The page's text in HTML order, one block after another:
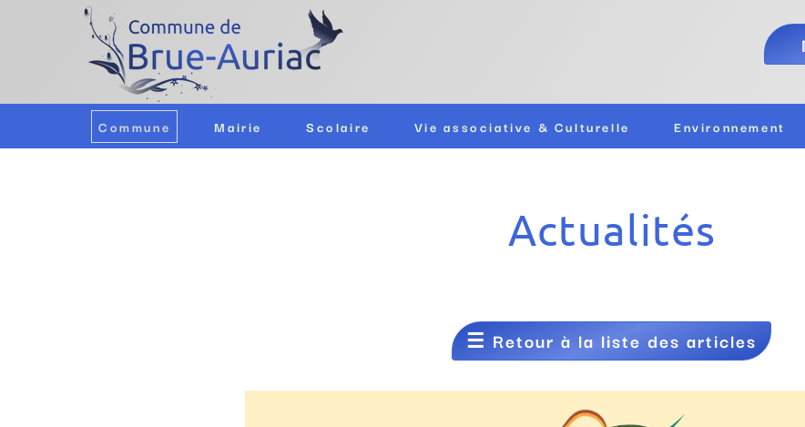
Commune Mairie Scolaire Vie associative & Culturelle Environnement
Actualités
☰ Retour à la liste des articles